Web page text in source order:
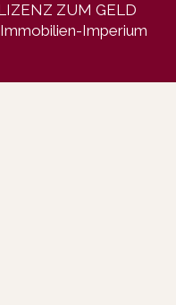
ZUM GELD
Imperium